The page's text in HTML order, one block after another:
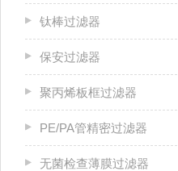
钛棒过滤器
保安过滤器
聚丙烯板框过滤器
PE/PA管精密过滤器
无菌检查薄膜过滤器